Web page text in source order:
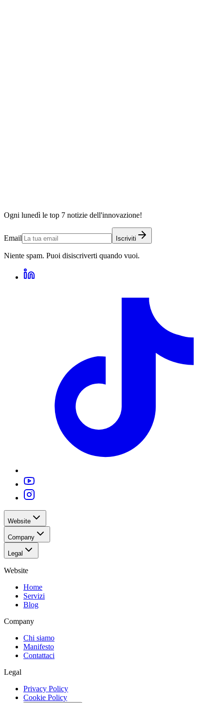
Ogni lunedì le top 7 notizie dell'innovazione!
Email Iscriviti
Niente spam. Puoi disiscriverti quando vuoi.
Website
Company
Legal
Website
Home
Servizi
Blog
Company
Chi siamo
Manifesto
Contattaci
Legal
Privacy Policy
Cookie Policy